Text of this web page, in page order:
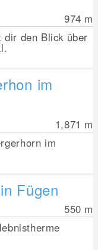
974 m
dir den Blick über
im
1,871 m
im
Fügen
550 m